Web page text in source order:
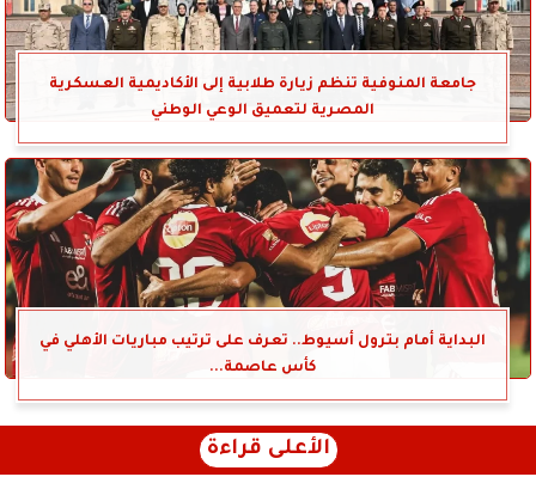
جامعة المنوفية تنظم زيارة طلابية إلى الأكاديمية العسكرية
المصرية لتعميق الوعي الوطني
البداية أمام بترول أسيوط.. تعرف على ترتيب مباريات الأهلي في
كأس عاصمة...
الأعلى قراءة